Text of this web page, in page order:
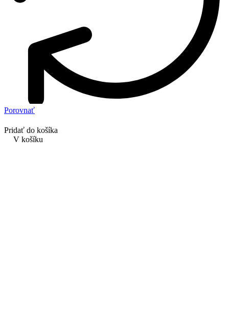
Porovnať
Pridať do košíka
V košíku